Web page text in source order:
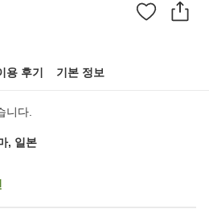
용 후기 기본 정보
니다.
, 일본